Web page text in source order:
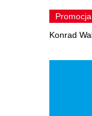
Promocja
Konrad